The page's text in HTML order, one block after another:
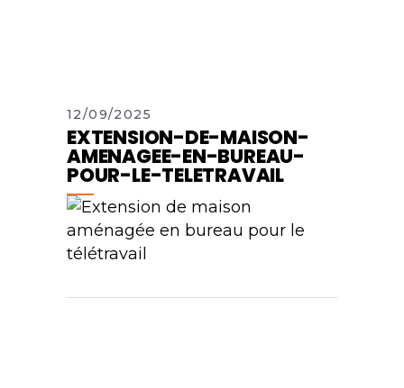
12/09/2025
EXTENSION-DE-MAISON-
AMENAGEE-EN-BUREAU-
POUR-LE-TELETRAVAIL